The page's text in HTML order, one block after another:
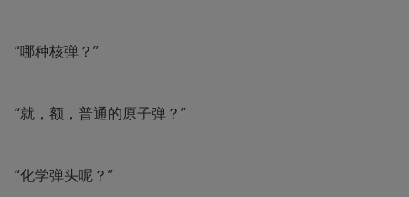
“哪种核弹？”
“就，额，普通的原子弹？”
“化学弹头呢？”